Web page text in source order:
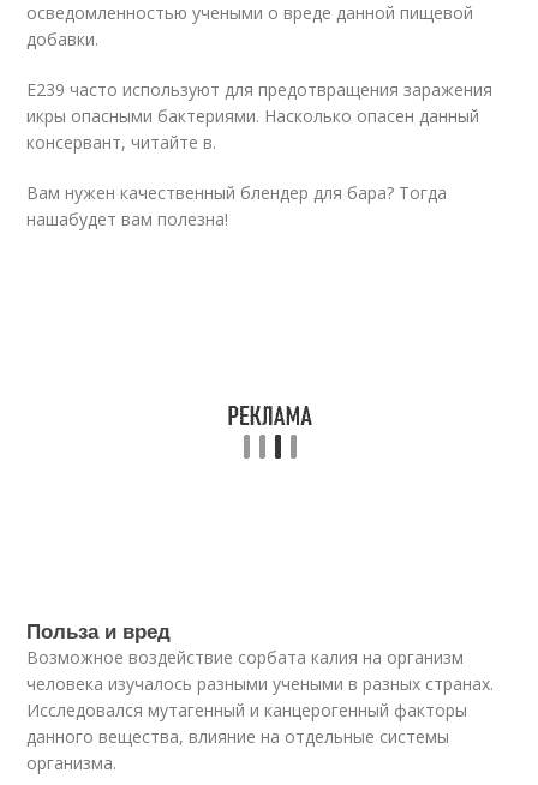
осведомленностью учеными о вреде данной пищевой
добавки.
Е239 часто используют для предотвращения заражения
икры опасными бактериями. Насколько опасен данный
консервант, читайте в.
Вам нужен качественный блендер для бара? Тогда
нашабудет вам полезна!
Польза и вред
Возможное воздействие сорбата калия на организм
человека изучалось разными учеными в разных странах.
Исследовался мутагенный и канцерогенный факторы
данного вещества, влияние на отдельные системы
организма.